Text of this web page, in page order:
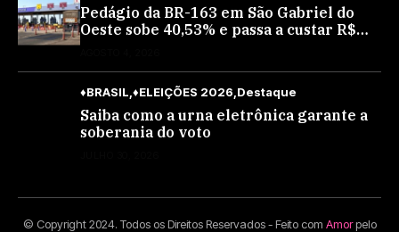
Pedágio da BR-163 em São Gabriel do
Oeste sobe 40,53% e passa a custar R$
♦BRASIL ♦ELEIÇÕES 2026 Destaque
Saiba como a urna eletrônica garante a
soberania do voto
© Copyright 2024. Todos os Direitos Reservados - Feito com Amorpelo